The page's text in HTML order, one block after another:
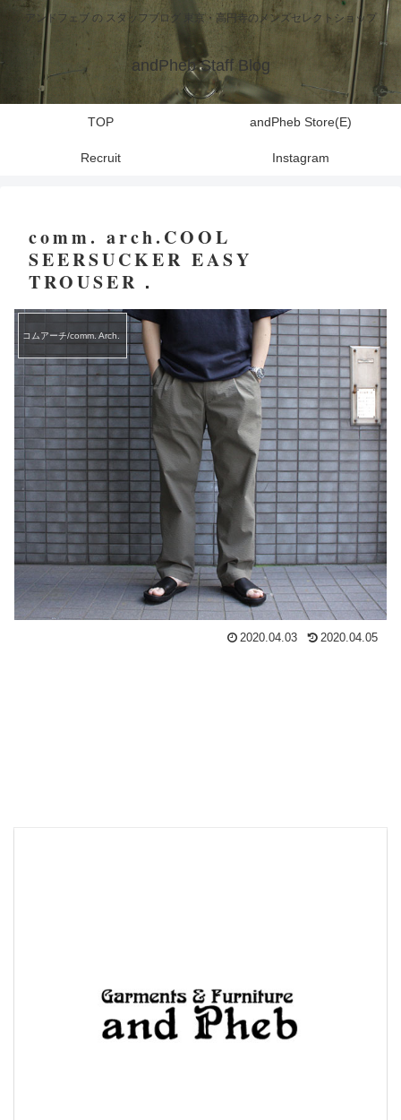
アンドフェブ の スタッフブログ 東京・高円寺のメンズセレクトショップ
andPheb Staff Blog
TOP andPheb Store(E)
Recruit Instagram
comm. arch.COOL
SEERSUCKER EASY
TROUSER．
コムアーチ/comm. Arch.
2020.04.03 2020.04.05